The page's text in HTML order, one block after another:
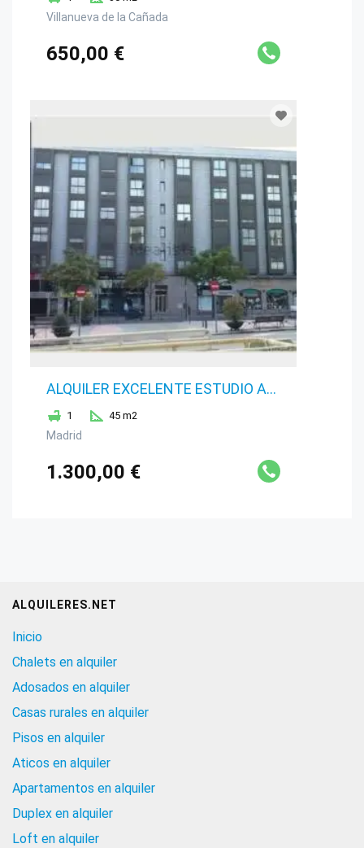
Villanueva de la Cañada
650,00 €
ALQUILER EXCELENTE ESTUDIO AMUEBLADO
1 45 m2
Madrid
1.300,00 €
ALQUILERES.NET
Inicio
Chalets en alquiler
Adosados en alquiler
Casas rurales en alquiler
Pisos en alquiler
Aticos en alquiler
Apartamentos en alquiler
Duplex en alquiler
Loft en alquiler